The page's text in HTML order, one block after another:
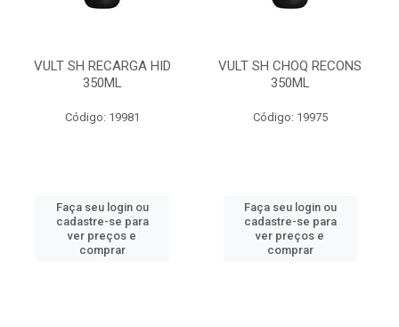
VULT SH RECARGA HID
350ML
Código: 19981
Faça seu login ou
cadastre-se para
ver preços e
comprar
VULT SH CHOQ RECONS
350ML
Código: 19975
Faça seu login ou
cadastre-se para
ver preços e
comprar